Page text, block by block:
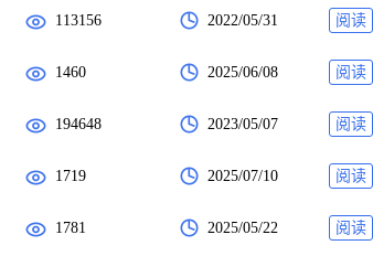
113156 2022/05/31 阅读
1460 2025/06/08 阅读
194648 2023/05/07 阅读
1719 2025/07/10 阅读
1781 2025/05/22 阅读